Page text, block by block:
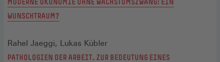
WUNSCHTRAUM?
Rahel Jaeggi, Lukas Kübler
PATHOLOGIEN DER ARBEIT. ZUR BEDEUTUNG EINES